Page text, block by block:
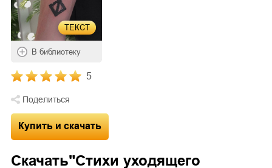
ТЕКСТ
В библиотеку
5
Поделиться
Скачать"Стихи уходящего
Купить и скачать